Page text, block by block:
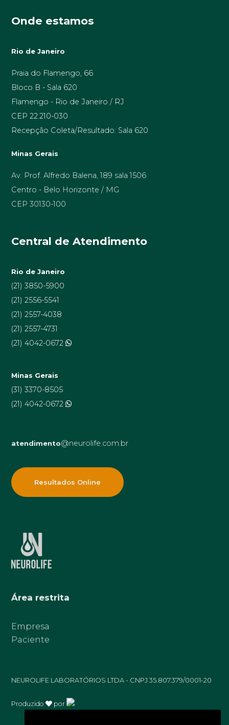
Área restrita
Empresa
Paciente
Onde estamos
Rio de Janeiro
Praia do Flamengo, 66
Bloco B - Sala 620
Flamengo - Rio de Janeiro / RJ
CEP 22.210-030
Recepção Coleta/Resultado: Sala 620
Minas Gerais
Av. Prof. Alfredo Balena, 189 sala 1506
Centro - Belo Horizonte / MG
CEP 30130-100
Central de Atendimento
Rio de Janeiro
(21) 3850-5900
(21) 2556-5541
(21) 2557-4038
(21) 2557-4731
(21) 4042-0672
Minas Gerais
(31) 3370-8505
(21) 4042-0672
atendimento@neurolife.com.br
Resultados Online
NEUROLIFE LABORATÓRIOS LTDA - CNPJ 35.807.379/0001-20
Produzido por